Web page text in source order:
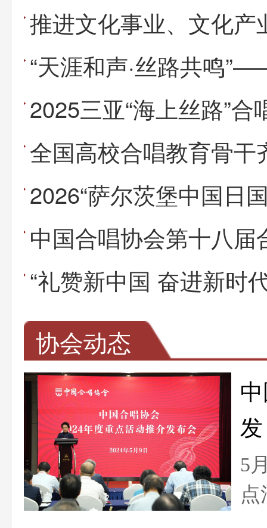
协会动态
5
点